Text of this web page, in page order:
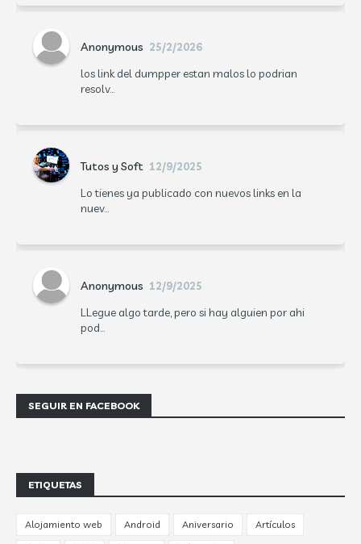
Anonymous 25/2/2026
los link del dumpper estan malos lo podrian
resolv...
Tutos y Soft 12/9/2025
Lo tienes ya publicado con nuevos links en la
nuev...
Anonymous 12/9/2025
LLegue algo tarde, pero si hay alguien por ahi
pod...
SEGUIR EN FACEBOOK
ETIQUETAS
Alojamiento web Android Aniversario Artículos